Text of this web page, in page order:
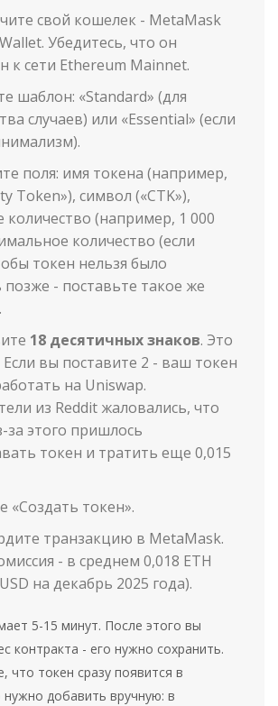
свой кошелек - MetaMask
Убедитесь, что он
к сети Ethereum Mainnet.
шаблон: «Standard» (для
случаев) или «Essential» (если
поля: имя токена (например,
Token»), символ («CTK»),
количество (например, 1 000
количество (если
токен нельзя было
позже - поставьте такое же
18 десятичных знаков. Это
вы поставите 2 - ваш токен
на Uniswap.
из Reddit жаловались, что
за этого пришлось
токен и тратить еще 0,015
«Создать токен».
транзакцию в MetaMask.
- в среднем 0,018 ETH
на декабрь 2025 года).
5-15 минут. После этого вы
контракта - его нужно сохранить.
что токен сразу появится в
нужно добавить вручную: в